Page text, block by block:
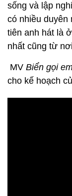
sống và lập
có nhiều duyên
tiên anh hát là
nhất cũng từ
MV Biển gọi
cho kế hoạch